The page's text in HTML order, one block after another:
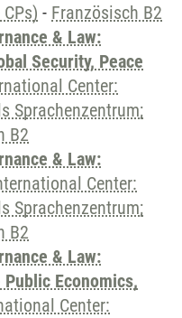
- Französisch B2
& Law:
Security, Peace
Center:
Sprachenzentrum;
B2
& Law:
Center:
Sprachenzentrum;
B2
& Law:
Economics,
Center: